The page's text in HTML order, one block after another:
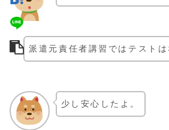
派遣元責任者講習ではテストは
少し安心したよ。